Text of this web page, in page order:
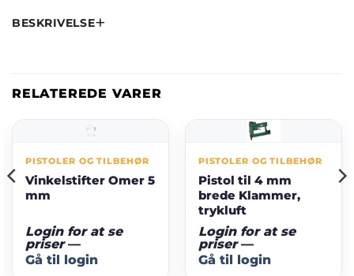
BESKRIVELSE
RELATEREDE VARER
PISTOLER OG TILBEHØR
Vinkelstifter Omer 5
mm
Login for at se
priser—
Gå til login
PISTOLER OG TILBEHØR
Pistol til 4 mm
brede Klammer,
trykluft
Login for at se
priser—
Gå til login